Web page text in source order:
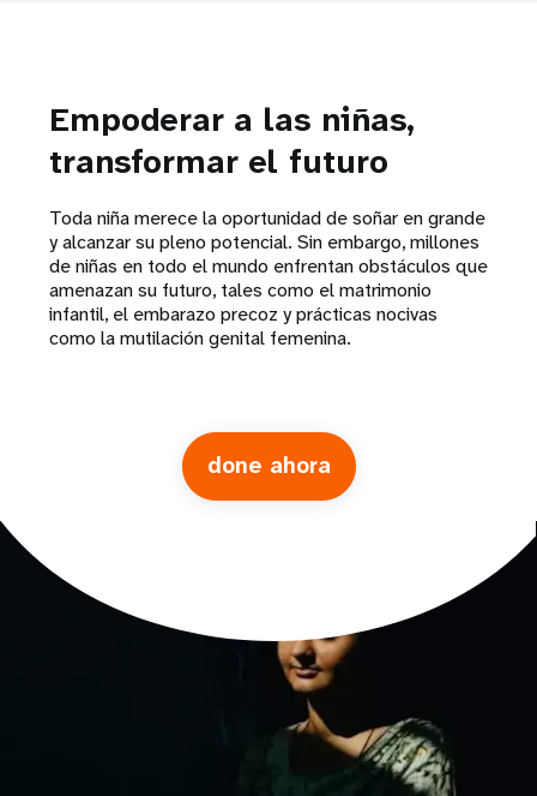
Empoderar a las niñas,
transformar el futuro
Toda niña merece la oportunidad de soñar en grande
y alcanzar su pleno potencial. Sin embargo, millones
de niñas en todo el mundo enfrentan obstáculos que
amenazan su futuro, tales como el matrimonio
infantil, el embarazo precoz y prácticas nocivas
como la mutilación genital femenina.
done ahora